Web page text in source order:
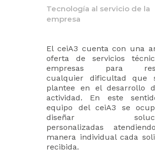
Tecnología al servicio de la
empresa
El ceiA3 cuenta con una
oferta de servicios
empresas para
cualquier dificultad que
plantee en el desarrollo
actividad. En este
equipo del ceiA3 se
diseñar
personalizadas
manera individual cada
recibida.